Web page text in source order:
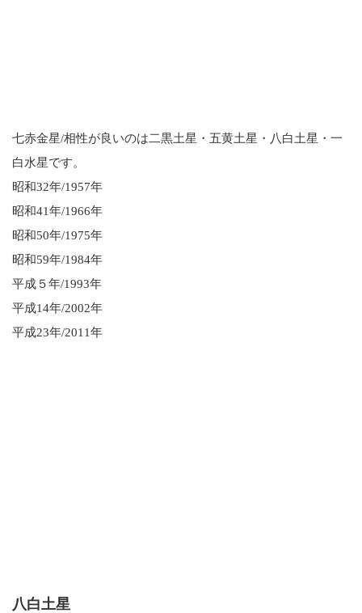
七赤金星/相性が良いのは二黒土星・五黄土星・八白土星・一
白水星です。
昭和32年/1957年
昭和41年/1966年
昭和50年/1975年
昭和59年/1984年
平成５年/1993年
平成14年/2002年
平成23年/2011年
八白土星